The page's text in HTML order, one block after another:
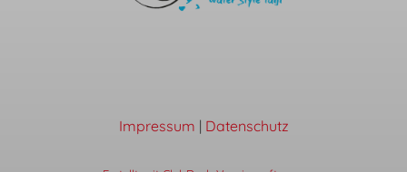
Impressum | Datenschutz